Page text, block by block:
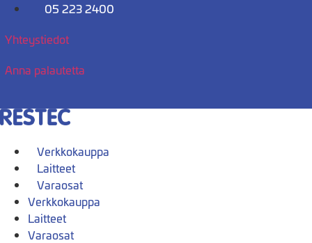
Mene
05 223 2400
Yhteystiedot
Anna palautetta
Verkkokauppa
Laitteet
Varaosat
Verkkokauppa
Laitteet
Varaosat